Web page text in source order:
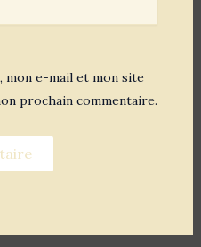
e-mail et mon site
prochain commentaire.